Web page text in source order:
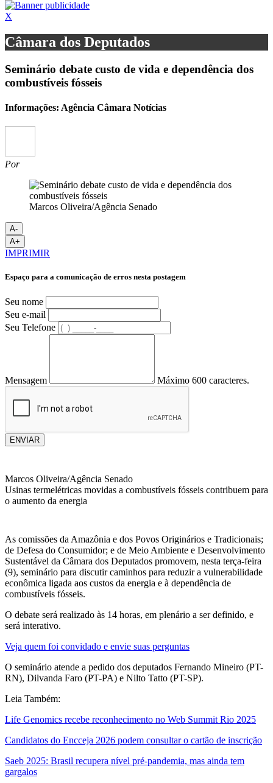
X
Câmara dos Deputados
Seminário debate custo de vida e dependência dos
combustíveis fósseis
Informações: Agência Câmara Notícias
Por
Marcos Oliveira/Agência Senado
A-
A+
IMPRIMIR
Espaço para a comunicação de erros nesta postagem
Seu nome
Seu e-mail
Seu Telefone
Mensagem Máximo 600 caracteres.
ENVIAR
Marcos Oliveira/Agência Senado
Usinas termelétricas movidas a combustíveis fósseis contribuem para
o aumento da energia
As comissões da Amazônia e dos Povos Originários e Tradicionais;
de Defesa do Consumidor; e de Meio Ambiente e Desenvolvimento
Sustentável da Câmara dos Deputados promovem, nesta terça-feira
(9), seminário para discutir caminhos para reduzir a vulnerabilidade
econômica ligada aos custos da energia e à dependência de
combustíveis fósseis.
O debate será realizado às 14 horas, em plenário a ser definido, e
será interativo.
Veja quem foi convidado e envie suas perguntas
O seminário atende a pedido dos deputados Fernando Mineiro (PT-
RN), Dilvanda Faro (PT-PA) e Nilto Tatto (PT-SP).
Leia Também:
Life Genomics recebe reconhecimento no Web Summit Rio 2025
Candidatos do Encceja 2026 podem consultar o cartão de inscrição
Saeb 2025: Brasil recupera nível pré-pandemia, mas ainda tem
gargalos